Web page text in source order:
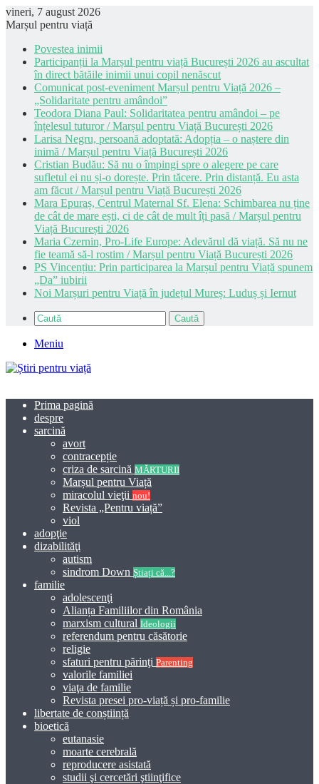
vineri, 7 august 2026
Marșul pentru viață
Povestea inimii
Participanții la Marșul pentru viață București 2026 au ascultat
în direct bătăile inimii unui copil nenăscut
Comunicat post-eveniment Marșul pentru Viață 2026 –
„Solidaritate pentru amândoi”
Teodora Diana Paul: Solidaritatea pentru amândoi – pe
înțelesul tuturor / Marșul pentru Viață București 2026
Larisa Negru, persoană adoptată: Adopția – o naștere din
inimă / Marșul pentru Viață București 2026
Cristian Budău: Să nu o împingi spre o alegere pe care
sufletul ei nu și-o dorește. Prin tăcere. Prin distanță. Eu asta
am făcut / Marșul pentru Viață București 2026
Mara Epuraș, Centrul Maternal Sf. Elena: Schimbarea nu ține
de cât de mare ești, ci de cât de mult îți pasă / Marșul pentru
Viață București 2026
Maria Czernin, Pro-Life Europe: Adevărul dă viață. Să nu ne
fie teamă să-l rostim / Marșul pentru Viață București 2026
PS Vincențiu: Prin participarea la Marșul pentru Viață spunem
„Da” iubirii
Noi Marșuri pentru Viață în județul Mureș: Luduș și Iernut
Caută
Meniu
Prima pagină
despre
sarcină
avort
contracepție
criza de sarcină MĂRTURII
Marșul pentru Viață
miracolul vieţii nou!
Revista „Pentru viață”
viol
adopţie
dizabilităţi
autism
sindrom Down Știați că...?
familie
adolescenţi
Alianța Familiilor din România
marxism cultural Ideologii
referendum pentru căsătorie
religie
sfaturi pentru părinţi Parenting
valorile familiei
viaţa de familie
Revista presei pro-viață și pro-familie
libertate de conștiință
bioetică
eutanasie
moarte cerebrală
reproducere asistată
studii şi cercetări ştiinţifice